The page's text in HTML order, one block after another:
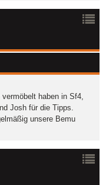
haben in Sf4,
Josh für die Tipps.
unsere Bemu